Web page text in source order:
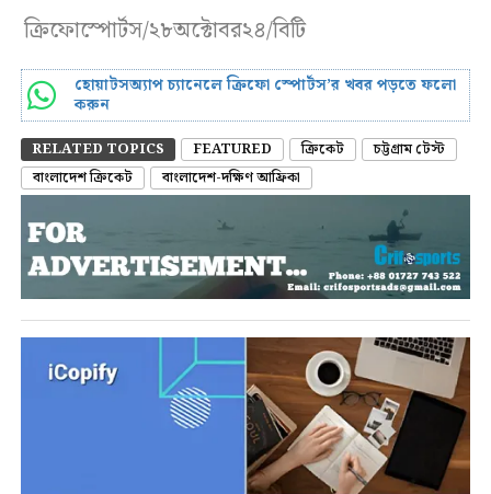
ক্রিফোস্পোর্টস/২৮অক্টোবর২৪/বিটি
হোয়াটসঅ্যাপ চ্যানেলে ক্রিফো স্পোর্টস’র খবর পড়তে ফলো
করুন
RELATED TOPICS FEATURED ক্রিকেট
চট্টগ্রাম টেস্ট
বাংলাদেশ ক্রিকেট
বাংলাদেশ-দক্ষিণ আফ্রিকা